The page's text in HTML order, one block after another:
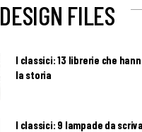
DESIGN FILES
I classici: 13 librerie che
la storia
I classici: 9 lampade da